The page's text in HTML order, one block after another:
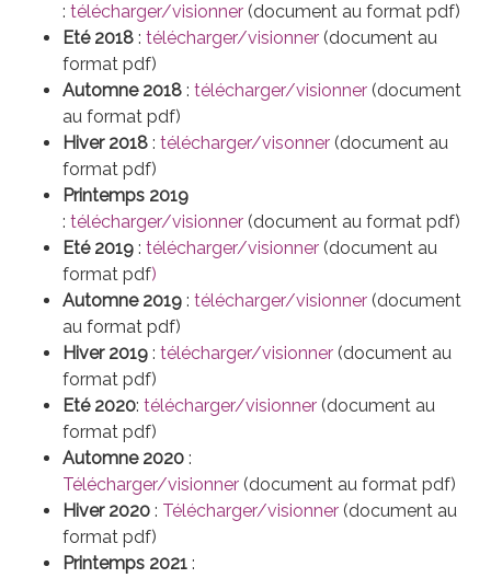
:télécharger/visionner (document au format pdf)
Eté 2018 :télécharger/visionner (document au
format pdf)
Automne 2018 :télécharger/visionner (document
au format pdf)
Hiver 2018 :télécharger/visonner (document au
format pdf)
Printemps 2019
:télécharger/visionner (document au format pdf)
Eté 2019 :télécharger/visionner (document au
format pdf)
Automne 2019 :télécharger/visionner (document
au format pdf)
Hiver 2019 :télécharger/visionner (document au
format pdf)
Eté 2020:télécharger/visionner (document au
format pdf)
Automne 2020 :
Télécharger/visionner (document au format pdf)
Hiver 2020 : Télécharger/visionner (document au
format pdf)
Printemps 2021 :